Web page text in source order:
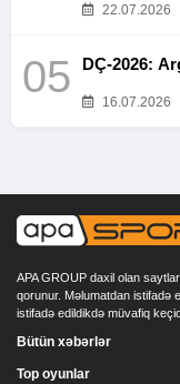
22.07.2026
05 DÇ-2026:
16.07.2026
APA GROUP daxil olan
qorunur. Məlumatdan istifadə
istifadə edildikdə müvafiq
Bütün xəbərlər
Top oyunlar